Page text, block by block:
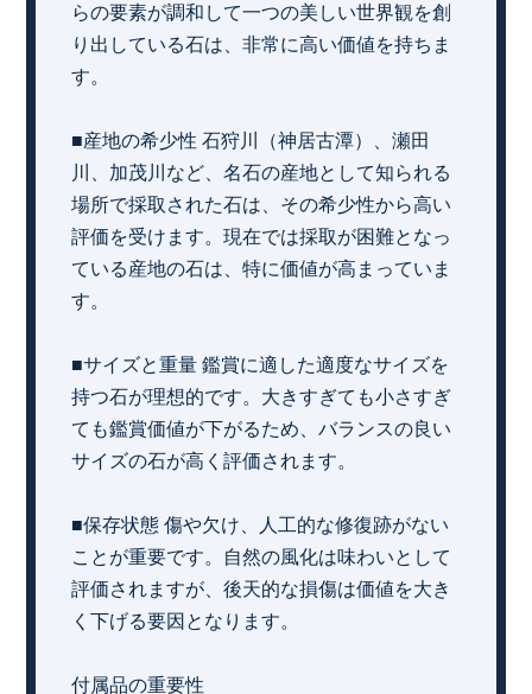
らの要素が調和して一つの美しい世界観を創
り出している石は、非常に高い価値を持ちま
す。
■産地の希少性 石狩川（神居古潭）、瀬田
川、加茂川など、名石の産地として知られる
場所で採取された石は、その希少性から高い
評価を受けます。現在では採取が困難となっ
ている産地の石は、特に価値が高まっていま
す。
■サイズと重量 鑑賞に適した適度なサイズを
持つ石が理想的です。大きすぎても小さすぎ
ても鑑賞価値が下がるため、バランスの良い
サイズの石が高く評価されます。
■保存状態 傷や欠け、人工的な修復跡がない
ことが重要です。自然の風化は味わいとして
評価されますが、後天的な損傷は価値を大き
く下げる要因となります。
付属品の重要性